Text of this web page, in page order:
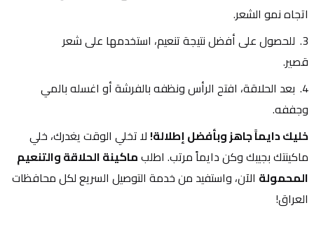
اتجاه نمو الشعر.
للحصول على أفضل نتيجة تنعيم، استخدمها على شعر
قصير.
وجففه.
خليك دايماً جاهز وبأفضل إطلالة!
ماكينتك بجيبك وكن دايماً مرتب. اطلب
المحمولة
العراق!